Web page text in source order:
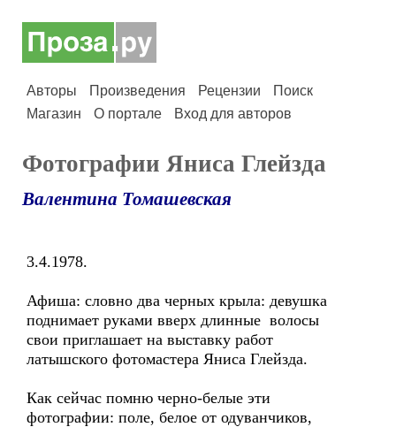
Авторы Произведения Рецензии
Поиск
Магазин
О портале Вход для авторов
Фотографии Яниса Глейзда
Валентина Томашевская
3.4.1978.
Афиша: словно два черных крыла: девушка
поднимает руками вверх длинные волосы
свои приглашает на выставку работ
латышского фотомастера Яниса Глейзда.
Как сейчас помню черно-белые эти
фотографии: поле, белое от одуванчиков,